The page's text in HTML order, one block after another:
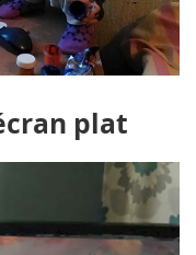
plat